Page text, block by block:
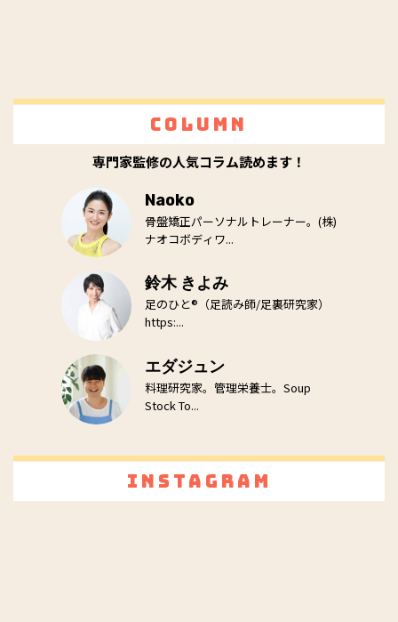
Column
専門家監修の人気コラム読めます！
Naoko
骨盤矯正パーソナルトレーナー。(株)
ナオコボディワ...
鈴木 きよみ
足のひと®（足読み師/足裏研究家）
https:...
エダジュン
料理研究家。管理栄養士。Soup
Stock To...
Instagram